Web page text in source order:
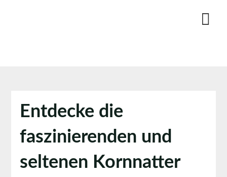
Entdecke die
faszinierenden und
seltenen Kornnatter